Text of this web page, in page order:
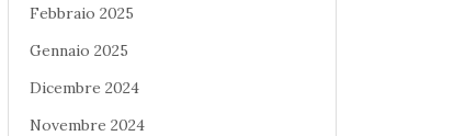
Febbraio 2025
Gennaio 2025
Dicembre 2024
Novembre 2024